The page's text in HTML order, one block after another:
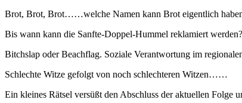
Brot, Brot, Brot……welche Namen kann Brot eigentlich
Bis wann kann die Sanfte-Doppel-Hummel reklamiert
Bitchslap oder Beachflag. Soziale Verantwortung im
Schlechte Witze gefolgt von noch schlechteren Witzen……
Ein kleines Rätsel versüßt den Abschluss der aktuellen